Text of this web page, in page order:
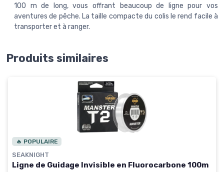
100 m de long, vous offrant beaucoup de ligne pour vos
aventures de pêche. La taille compacte du colis le rend facile à
transporter et à ranger.
Produits similaires
🔥 POPULAIRE
SEAKNIGHT
Ligne de Guidage Invisible en Fluorocarbone 100m